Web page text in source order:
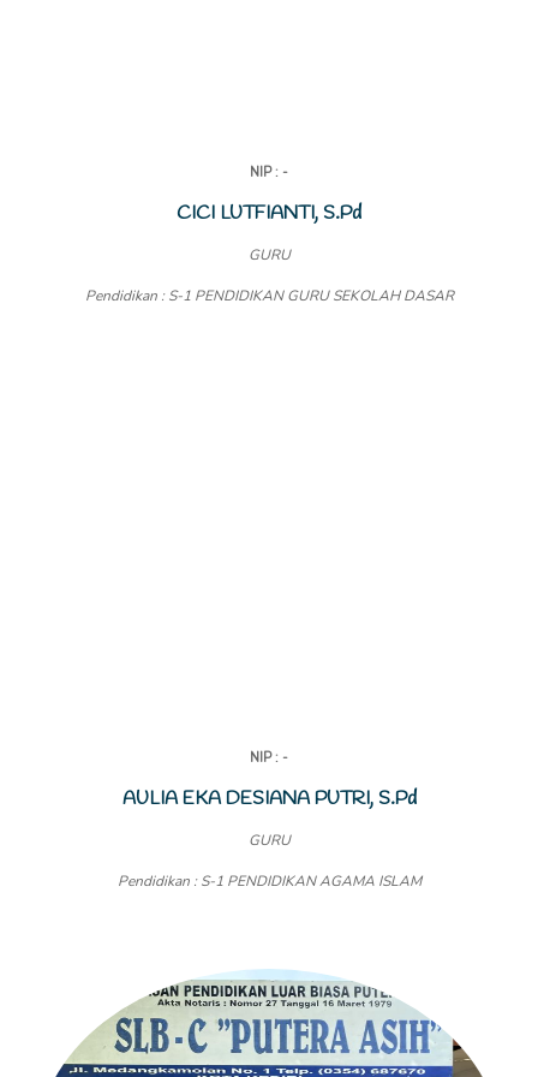
NIP : -
CICI LUTFIANTI, S.Pd
GURU
Pendidikan : S-1 PENDIDIKAN GURU SEKOLAH DASAR
NIP : -
AULIA EKA DESIANA PUTRI, S.Pd
GURU
Pendidikan : S-1 PENDIDIKAN AGAMA ISLAM